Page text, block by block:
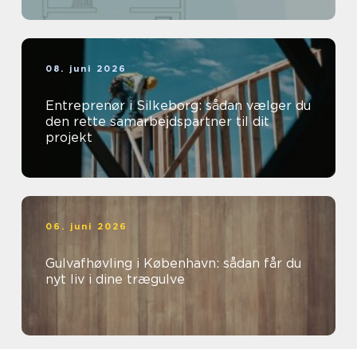
08. juni 2026
Entreprenør i Silkeborg: sådan vælger du
den rette samarbejdspartner til dit
projekt
06. juni 2026
Gulvafhøvling i København: sådan får du
nyt liv i dine trægulve